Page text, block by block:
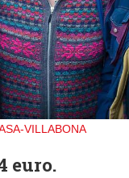
VILLABONA
euro.